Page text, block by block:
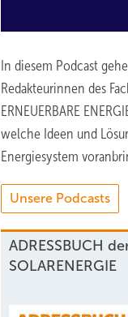
In diesem Podcast
Redakteurinnen des
ERNEUERBARE
welche Ideen und
Energiesystem
Unsere Podcasts
ADRESSBUCH
SOLARENERGIE